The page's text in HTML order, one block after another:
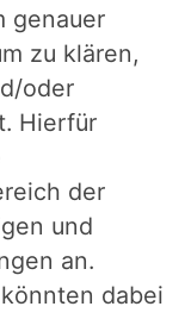
genauer
zu klären,
oder
Hierfür
der
und
an.
dabei